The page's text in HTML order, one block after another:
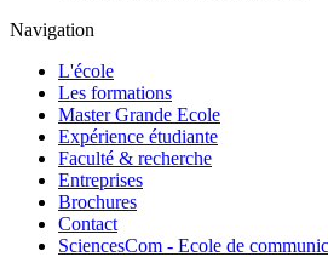
Navigation
L'école
Les formations
Master Grande Ecole
Expérience étudiante
Faculté & recherche
Entreprises
Brochures
Contact
SciencesCom - Ecole de